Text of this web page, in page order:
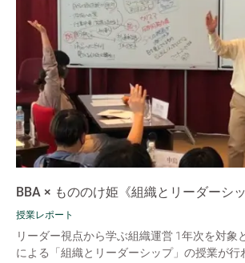
BBA × もののけ姫《組織とリーダーシッ
授業レポート
リーダー視点から学ぶ組織運営 1年次を対象
による「組織とリーダーシップ」の授業が行